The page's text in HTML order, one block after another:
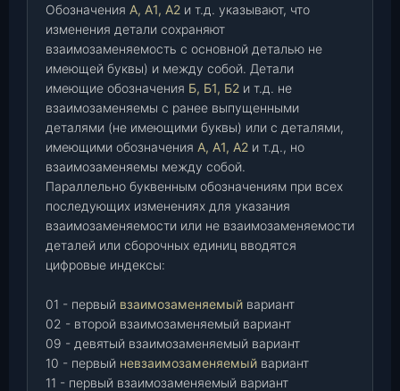
Обозначения А, А1, А2 и т.д. указывают, что
изменения детали сохраняют
взаимозаменяемость с основной деталью не
имеющей буквы) и между собой. Детали
имеющие обозначения Б, Б1, Б2 и т.д. не
взаимозаменяемы с ранее выпущенными
деталями (не имеющими буквы) или с деталями,
имеющими обозначения А, А1, А2 и т.д., но
взаимозаменяемы между собой.
Параллельно буквенным обозначениям при всех
последующих изменениях для указания
взаимозаменяемости или не взаимозаменяемости
деталей или сборочных единиц вводятся
цифровые индексы:
01 - первый взаимозаменяемый вариант
02 - второй взаимозаменяемый вариант
09 - девятый взаимозаменяемый вариант
10 - первый невзаимозаменяемый вариант
11 - первый взаимозаменяемый вариант